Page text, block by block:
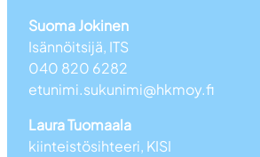
Suoma Jokinen
Isännöitsijä, ITS
040 820 6282
etunimi.sukunimi@hkmoy.fi
Laura Tuomaala
kiinteistösihteeri, KISI